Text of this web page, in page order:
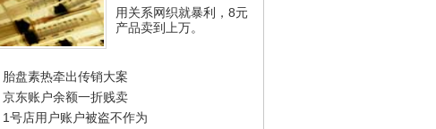
用关系网织就暴利，8元
产品卖到上万。
胎盘素热牵出传销大案
京东账户余额一折贱卖
1号店用户账户被盗不作为